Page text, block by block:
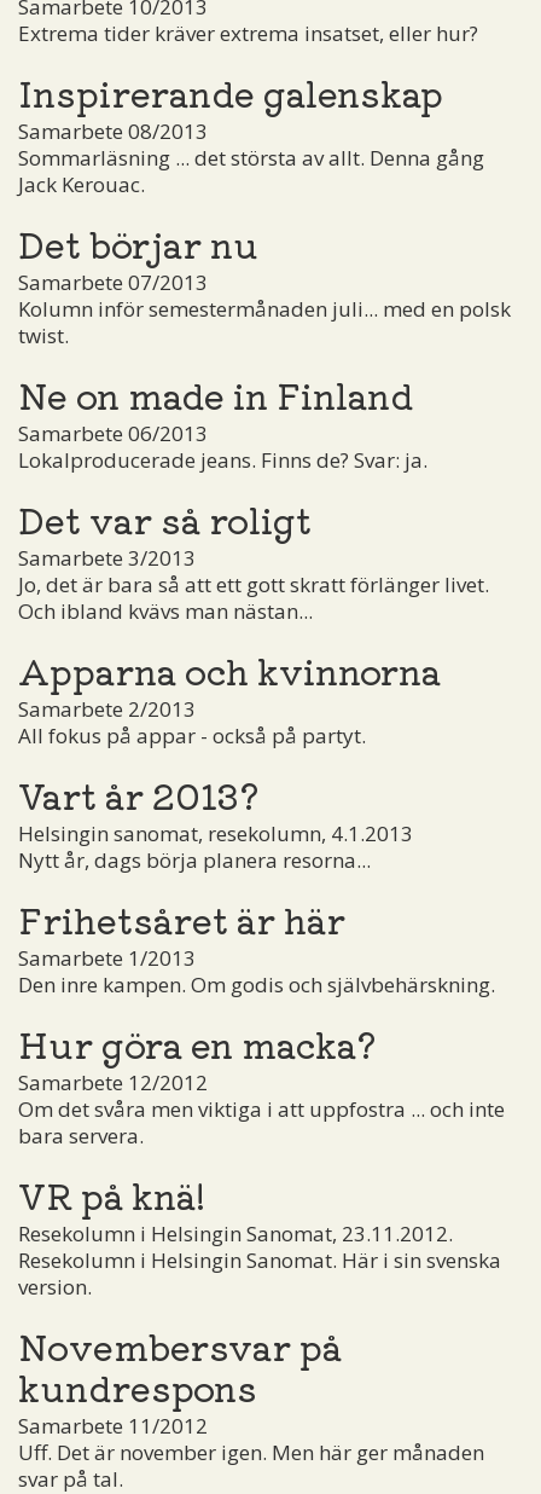
Samarbete 10/2013
Extrema tider kräver extrema insatset, eller hur?
Inspirerande galenskap
Samarbete 08/2013
Sommarläsning ... det största av allt. Denna gång
Jack Kerouac.
Det börjar nu
Samarbete 07/2013
Kolumn inför semestermånaden juli... med en polsk
twist.
Ne on made in Finland
Samarbete 06/2013
Lokalproducerade jeans. Finns de? Svar: ja.
Det var så roligt
Samarbete 3/2013
Jo, det är bara så att ett gott skratt förlänger livet.
Och ibland kvävs man nästan...
Apparna och kvinnorna
Samarbete 2/2013
All fokus på appar - också på partyt.
Vart år 2013?
Helsingin sanomat, resekolumn, 4.1.2013
Nytt år, dags börja planera resorna...
Frihetsåret är här
Samarbete 1/2013
Den inre kampen. Om godis och självbehärskning.
Hur göra en macka?
Samarbete 12/2012
Om det svåra men viktiga i att uppfostra ... och inte
bara servera.
VR på knä!
Resekolumn i Helsingin Sanomat, 23.11.2012.
Resekolumn i Helsingin Sanomat. Här i sin svenska
version.
Novembersvar på
kundrespons
Samarbete 11/2012
Uff. Det är november igen. Men här ger månaden
svar på tal.